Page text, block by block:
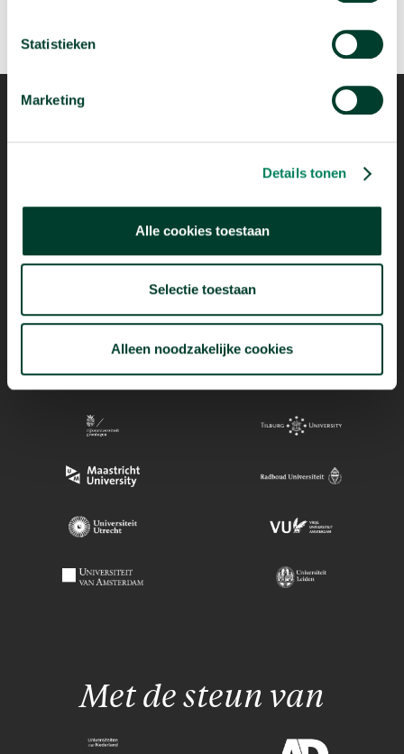
Statistieken
Marketing
Details tonen
Alle cookies toestaan
Selectie toestaan
Alleen noodzakelijke cookies
Mogelijk dankzij
Met de steun van